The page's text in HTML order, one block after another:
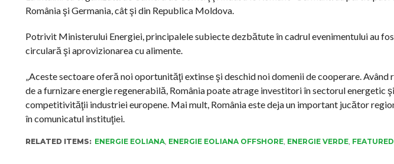
România şi Germania, cât şi din Republica Moldova.
Potrivit Ministerului Energiei, principalele subiecte dezbătute în cadrul evenimentului au
circulară şi aprovizionarea cu alimente.
„Aceste sectoare oferă noi oportunităţi extinse şi deschid noi domenii de cooperare.
de a furnizare energie regenerabilă, România poate atrage investitori în sectorul energetic
competitivităţii industriei europene. Mai mult, România este deja un important jucător
în comunicatul instituţiei.
RELATED ITEMS: ENERGIE EOLIANA, ENERGIE EOLIANA OFFSHORE, ENERGIE VERDE, FEATURED